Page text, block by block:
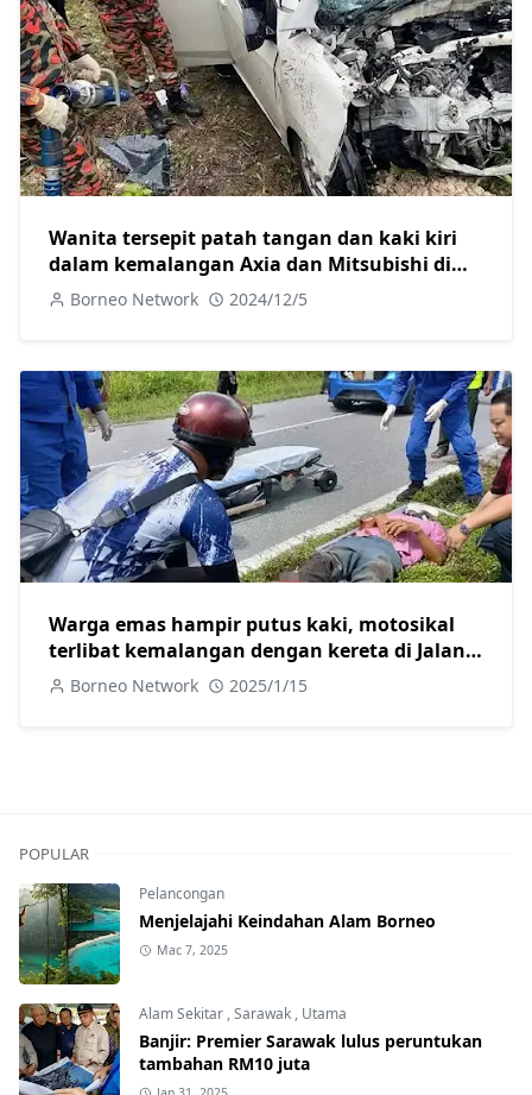
Wanita tersepit patah tangan dan kaki kiri
dalam kemalangan Axia dan Mitsubishi di
Jalan Camar
Borneo Network 2024/12/5
Warga emas hampir putus kaki, motosikal
terlibat kemalangan dengan kereta di Jalan
Skim B Sarikei
Borneo Network 2025/1/15
POPULAR
Pelancongan
Menjelajahi Keindahan Alam Borneo
Mac 7, 2025
Alam Sekitar ,Sarawak , Utama
Banjir: Premier Sarawak lulus peruntukan
tambahan RM10 juta